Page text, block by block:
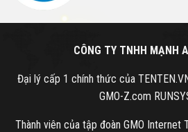
CÔNG TY TNHH MẠNH
Đại lý cấp 1 chính thức của
GMO-Z.com
Thành viên của tập đoàn GMO Internet